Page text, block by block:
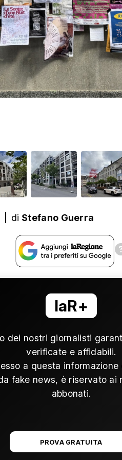
di Stefano Guerra
laR+
dei nostri giornalisti
verificate e affidabili.
a questa
fake news, è riservato ai
abbonati.
PROVA GRATUITA